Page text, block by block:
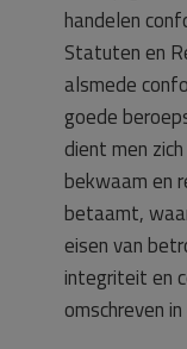
handelen
Statuten en
alsmede
goede
dient men
bekwaam en
betaamt,
eisen van
integriteit en
omschreven